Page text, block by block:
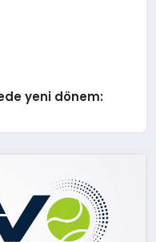
yeni dönem: